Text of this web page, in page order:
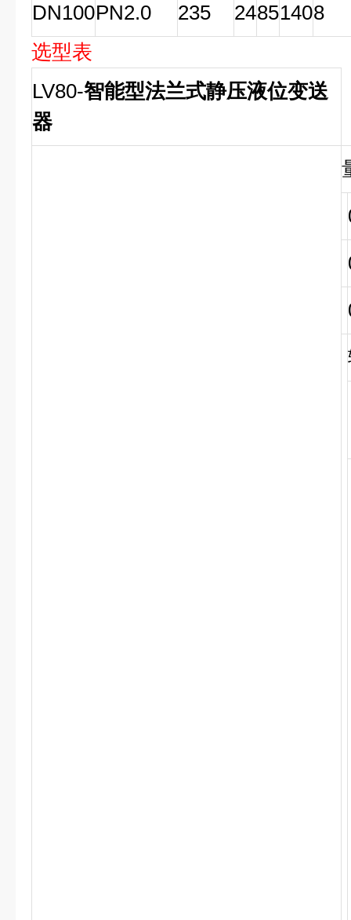
DN100PN2.0 235 24851408
选型表
LV80-智能型法兰式静压液位变送
器